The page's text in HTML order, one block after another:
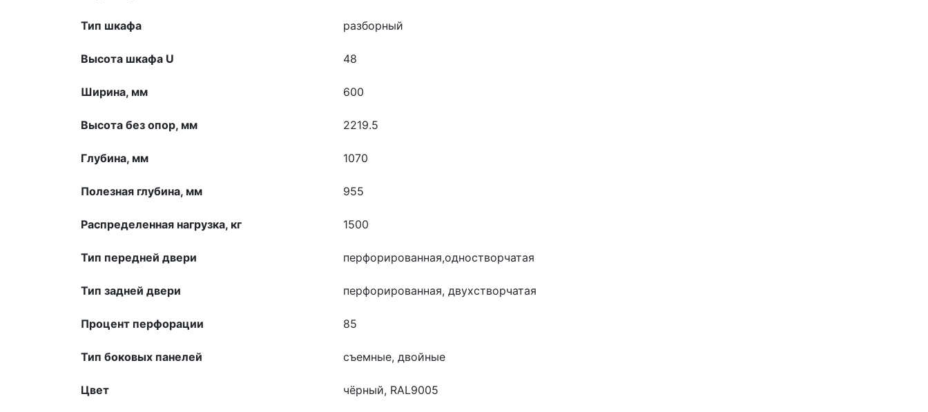
Тип шкафа разборный
Высота шкафа U 48
Ширина, мм 600
Высота без опор, мм 2219.5
Глубина, мм 1070
Полезная глубина, мм 955
Распределенная нагрузка, кг 1500
Тип передней двери перфорированная,одностворчатая
Тип задней двери перфорированная, двухстворчатая
Процент перфорации 85
Тип боковых панелей съемные, двойные
Цвет чёрный, RAL9005